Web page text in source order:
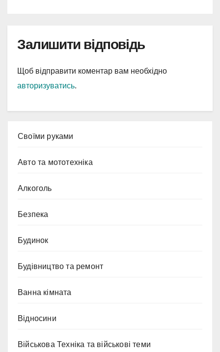
Залишити відповідь
Щоб відправити коментар вам необхідно
авторизуватись.
Cвоїми руками
Авто та мототехніка
Алкоголь
Безпека
Будинок
Будівництво та ремонт
Ванна кімната
Відносини
Військова Техніка та військові теми